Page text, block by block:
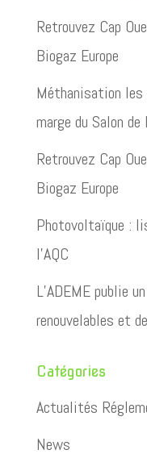
Retrouvez Cap
Biogaz Europe
Méthanisation les
marge du Salon de
Retrouvez Cap
Biogaz Europe
Photovoltaïque :
l’AQC
L’ADEME publie
renouvelables et
Catégories
Actualités
News